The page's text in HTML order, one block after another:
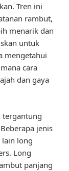
Tren ini
rambut,
menarik dan
untuk
mengetahui
cara
dan gaya
tergantung
jenis
long
Long
panjang